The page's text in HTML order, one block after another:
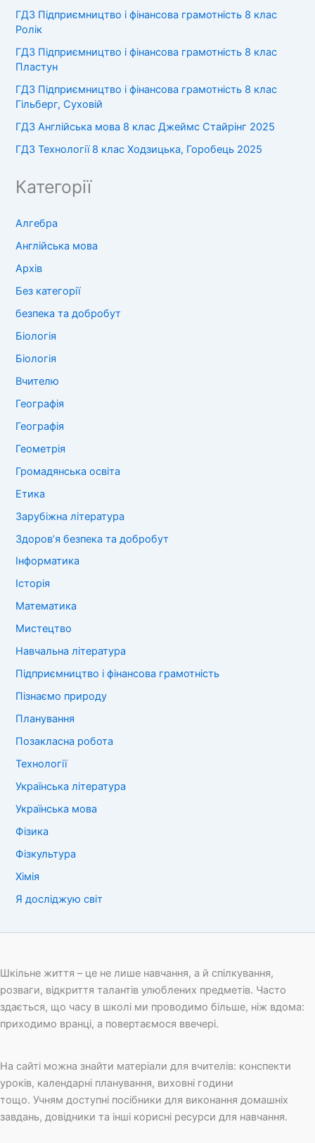
ГДЗ Підприємництво і фінансова грамотність 8 клас
Ролік
ГДЗ Підприємництво і фінансова грамотність 8 клас
Пластун
ГДЗ Підприємництво і фінансова грамотність 8 клас
Гільберг, Суховій
ГДЗ Англійська мова 8 клас Джеймс Стайрінг 2025
ГДЗ Технології 8 клас Ходзицька, Горобець 2025
Категорії
Алгебра
Англійська мова
Архів
Без категорії
безпека та добробут
Біологія
Біологія
Вчителю
Географія
Географія
Геометрія
Громадянська освіта
Етика
Зарубіжна література
Здоров’я безпека та добробут
Інформатика
Історія
Математика
Мистецтво
Навчальна література
Підприємництво і фінансова грамотність
Пізнаємо природу
Планування
Позакласна робота
Технології
Українська література
Українська мова
Фізика
Фізкультура
Хімія
Я досліджую світ
Шкільне життя – це не лише навчання, а й спілкування,
розваги, відкриття талантів улюблених предметів. Часто
здається, що часу в школі ми проводимо більше, ніж вдома:
приходимо вранці, а повертаємося ввечері.
На сайті можна знайти матеріали для вчителів: конспекти
уроків, календарні планування, виховні години
тощо. Учням доступні посібники для виконання домашніх
завдань, довідники та інші корисні ресурси для навчання.